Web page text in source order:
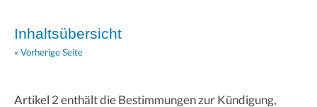
Inhaltsübersicht
« Vorherige Seite
Artikel 2 enthält die Bestimmungen zur Kündigung,